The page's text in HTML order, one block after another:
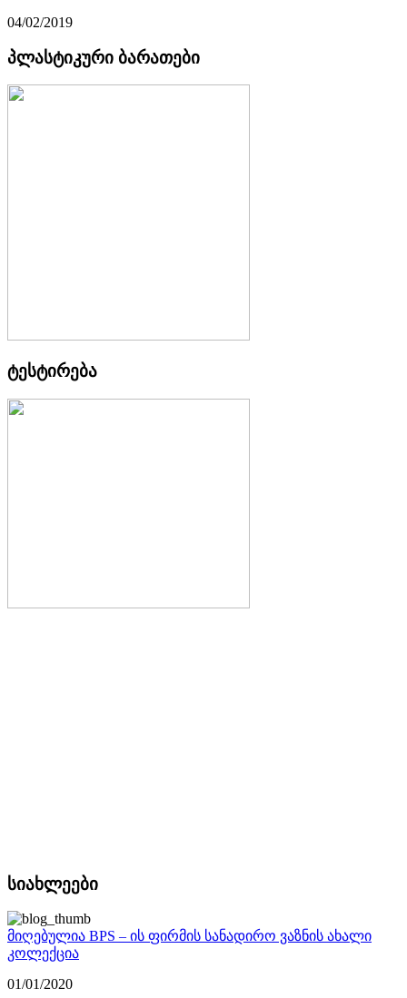
04/02/2019
პლასტიკური ბარათები
ტესტირება
სიახლეები
მიღებულია BPS – ის ფირმის სანადირო ვაზნის ახალი
კოლექცია
01/01/2020